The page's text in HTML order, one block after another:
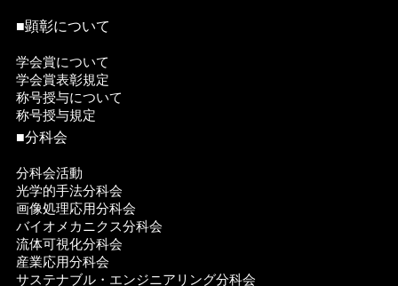
■顕彰について
学会賞について
学会賞表彰規定
称号授与について
称号授与規定
■分科会
分科会活動
光学的手法分科会
画像処理応用分科会
バイオメカニクス分科会
流体可視化分科会
産業応用分科会
サステナブル・エンジニアリング分科会